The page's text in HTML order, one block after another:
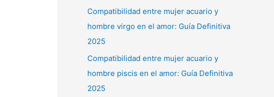
Compatibilidad entre mujer acuario y
hombre virgo en el amor: Guía Definitiva
2025
Compatibilidad entre mujer acuario y
hombre piscis en el amor: Guía Definitiva
2025